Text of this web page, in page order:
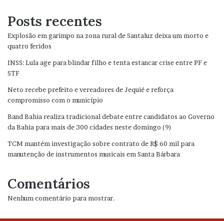
Posts recentes
Explosão em garimpo na zona rural de Santaluz deixa um morto e
quatro feridos
INSS: Lula age para blindar filho e tenta estancar crise entre PF e
STF
Neto recebe prefeito e vereadores de Jequié e reforça
compromisso com o município
Band Bahia realiza tradicional debate entre candidatos ao Governo
da Bahia para mais de 300 cidades neste domingo (9)
TCM mantém investigação sobre contrato de R$ 60 mil para
manutenção de instrumentos musicais em Santa Bárbara
Comentários
Nenhum comentário para mostrar.